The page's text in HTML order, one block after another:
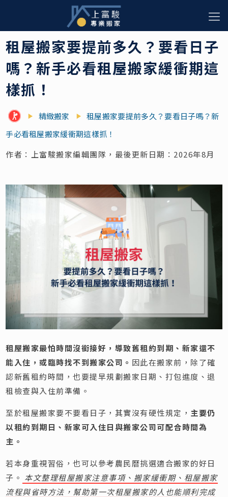
租屋搬家要提前多久？要看日子
嗎？新手必看租屋搬家緩衝期這
樣抓！
精緻搬家
租屋搬家要提前多久？要看日子嗎？新
手必看租屋搬家緩衝期這樣抓！
作者：上富駿搬家編輯團隊，最後更新日期：2026年8月
租屋搬家最怕時間沒銜接好，導致舊租約到期、新家還不
能入住，或臨時找不到搬家公司。 因此在搬家前，除了確
認新舊租約時間，也要提早規劃搬家日期、打包進度、退
租檢查與入住前準備。
至於租屋搬家要不要看日子，其實沒有硬性規定， 主要仍
以租約到期日、新家可入住日與搬家公司可配合時間為
主。
若本身重視習俗，也可以參考農民曆挑選適合搬家的好日
子。 本文整理租屋搬家注意事項、搬家緩衝期、租屋搬家
流程與省時方法，幫助第一次租屋搬家的人也能順利完成